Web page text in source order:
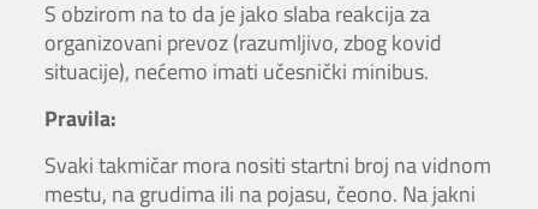
S obzirom na to da je jako slaba reakcija za
organizovani prevoz (razumljivo, zbog kovid
situacije), nećemo imati učesnički minibus.
Pravila:
Svaki takmičar mora nositi startni broj na vidnom
mestu, na grudima ili na pojasu, čeono. Na jakni